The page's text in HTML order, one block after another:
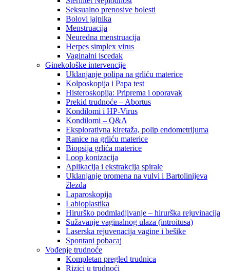
Seksualno prenosive bolesti
Bolovi jajnika
Menstruacija
Neuredna menstruacija
Herpes simplex virus
Vaginalni iscedak
Ginekološke intervencije
Uklanjanje polipa na grliću materice
Kolposkopija i Papa test
Histeroskopija: Priprema i oporavak
Prekid trudnoće – Abortus
Kondilomi i HP-Virus
Kondilomi – Q&A
Eksplorativna kiretaža, polip endometrijuma
Ranice na grliću materice
Biopsija grlića materice
Loop konizacija
Aplikacija i ekstrakcija spirale
Uklanjanje promena na vulvi i Bartolinijeva
žlezda
Laparoskopija
Labioplastika
Hirurško podmladjivanje – hirurška rejuvinacija
Sužavanje vaginalnog ulaza (introitusa)
Laserska rejuvenacija vagine i bešike
Spontani pobacaj
Vođenje trudnoće
Kompletan pregled trudnica
Rizici u trudnoći